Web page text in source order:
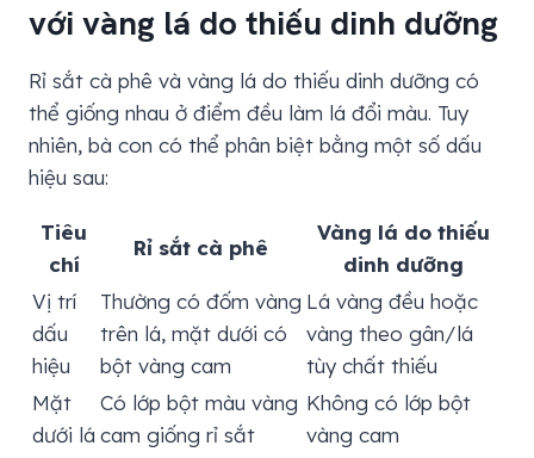
với vàng lá do thiếu dinh dưỡng
Rỉ sắt cà phê và vàng lá do thiếu dinh dưỡng có
thể giống nhau ở điểm đều làm lá đổi màu. Tuy
nhiên, bà con có thể phân biệt bằng một số dấu
hiệu sau:
Tiêu
chí
Rỉ sắt cà phê
Vàng lá do thiếu
dinh dưỡng
Vị trí
dấu
hiệu
Thường có đốm vàng
trên lá, mặt dưới có
bột vàng cam
Lá vàng đều hoặc
vàng theo gân/lá
tùy chất thiếu
Mặt
dưới lá
Có lớp bột màu vàng
cam giống rỉ sắt
Không có lớp bột
vàng cam